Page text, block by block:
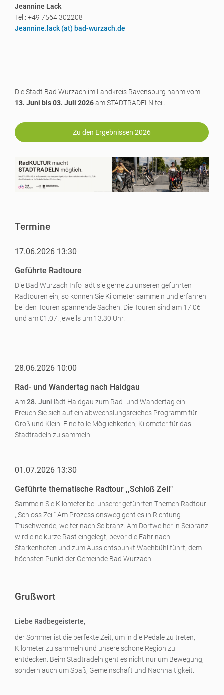
Jeannine Lack
Tel.: +49 7564 302208
Jeannine.lack (at) bad-wurzach.de
Die Stadt Bad Wurzach im Landkreis Ravensburg nahm vom
13. Juni bis 03. Juli 2026am STADTRADELN teil.
Zu den Ergebnissen 2026
Termine
17.06.2026 13:30
Geführte Radtoure
Die Bad Wurzach Info lädt sie gerne zu unseren geführten
Radtouren ein, so können Sie Kilometer sammeln und erfahren
bei den Touren spannende Sachen. Die Touren sind am 17.06
und am 01.07. jeweils um 13.30 Uhr.
28.06.2026 10:00
Rad- und Wandertag nach Haidgau
Am28. Juni lädt Haidgau zum Rad- und Wandertag ein.
Freuen Sie sich auf ein abwechslungsreiches Programm für
Groß und Klein. Eine tolle Möglichkeiten, Kilometer für das
Stadtradeln zu sammeln.
01.07.2026 13:30
Geführte thematische Radtour ,,Schloß Zeil"
Sammeln Sie Kilometer bei unserer geführten Themen Radtour
,,Schloss Zeil" Am Prozessionsweg geht es in Richtung
Truschwende, weiter nach Seibranz. Am Dorfweiher in Seibranz
wird eine kurze Rast eingelegt, bevor die Fahr nach
Starkenhofen und zum Aussichtspunkt Wachbühl führt, dem
höchsten Punkt der Gemeinde Bad Wurzach.
Grußwort
Liebe Radbegeisterte,
der Sommer ist die perfekte Zeit, um in die Pedale zu treten,
Kilometer zu sammeln und unsere schöne Region zu
entdecken. Beim Stadtradeln geht es nicht nur um Bewegung,
sondern auch um Spaß, Gemeinschaft und Nachhaltigkeit.